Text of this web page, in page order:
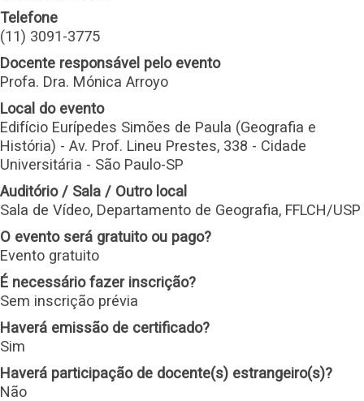
Telefone
(11) 3091-3775
Docente responsável pelo evento
Profa. Dra. Mónica Arroyo
Local do evento
Edifício Eurípedes Simões de Paula (Geografia e
História) - Av. Prof. Lineu Prestes, 338 - Cidade
Universitária - São Paulo-SP
Auditório / Sala / Outro local
Sala de Vídeo, Departamento de Geografia, FFLCH/USP
O evento será gratuito ou pago?
Evento gratuito
É necessário fazer inscrição?
Sem inscrição prévia
Haverá emissão de certificado?
Sim
Haverá participação de docente(s) estrangeiro(s)?
Não